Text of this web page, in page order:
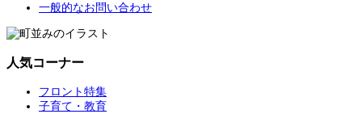
一般的なお問い合わせ
人気コーナー
フロント特集
子育て・教育